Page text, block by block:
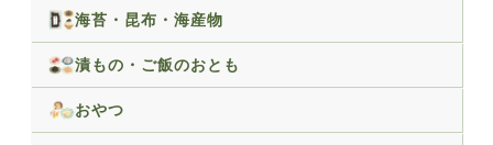
海苔・昆布・海産物
漬もの・ご飯のおとも
おやつ